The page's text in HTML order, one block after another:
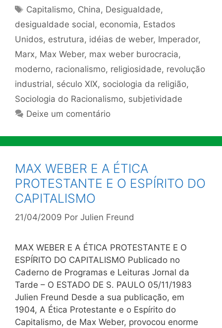
Tags
Capitalismo, China, Desigualdade,
desigualdade social, economia, Estados
Unidos, estrutura, idéias de weber, Imperador,
Marx, Max Weber, max weber burocracia,
moderno, racionalismo, religiosidade, revolução
industrial, século XIX, sociologia da religião,
Sociologia do Racionalismo, subjetividade
Deixe um comentário
MAX WEBER E A ÉTICA
PROTESTANTE E O ESPÍRITO DO
CAPITALISMO
21/04/2009 Por Julien Freund
MAX WEBER E A ÉTICA PROTESTANTE E O
ESPÍRITO DO CAPITALISMO Publicado no
Caderno de Programas e Leituras Jornal da
Tarde – O ESTADO DE S. PAULO 05/11/1983
Julien Freund Desde a sua publicação, em
1904, A Ética Protestante e o Espírito do
Capitalismo, de Max Weber, provocou enorme